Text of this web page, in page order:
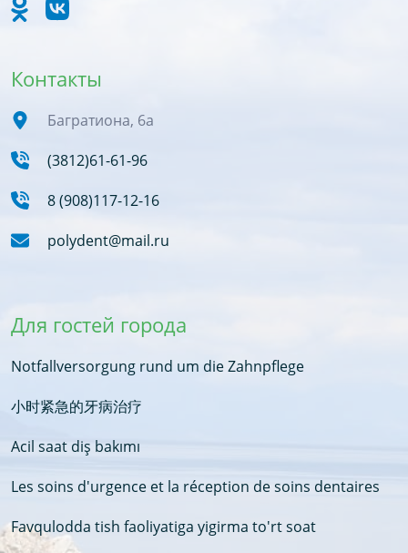
Контакты
Багратиона, 6а
(3812)61-61-96
8 (908)117-12-16
polydent@mail.ru
Для гостей города
Notfallversorgung rund um die Zahnpflege
小时紧急的牙病治疗
Acil saat diş bakımı
Les soins d'urgence et la réception de soins dentaires
Favqulodda tish faoliyatiga yigirma to'rt soat